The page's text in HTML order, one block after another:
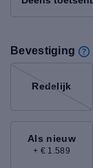
Bevestiging
Redelijk
Als nieuw
+ € 1.589